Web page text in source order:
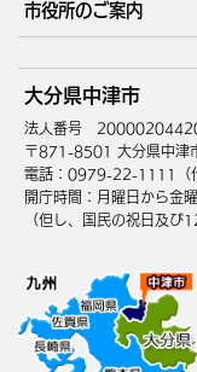
サイトマップ
市役所のご案内
庁舎地図
中津市へのアクセス
大分県中津市
法人番号
〒871-8501 大分県中津
電話：0979-22-1111（
開庁時間：月曜日から金
（但し、国民の祝日及び